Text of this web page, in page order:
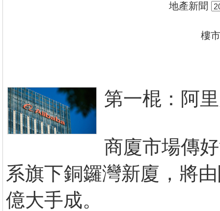
地產新聞
樓
第一棍：阿
商廈市場傳
系旗下銅鑼灣新廈，將
億大手成。